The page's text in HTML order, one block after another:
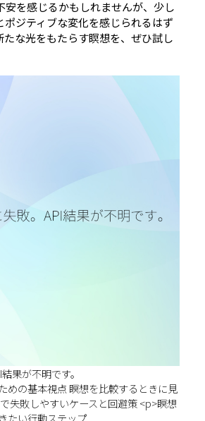
安を感じるかもしれませんが、少し
ポジティブな変化を感じられるはず
たな光をもたらす瞑想を、ぜひ試し
果が不明です。
めの基本視点 瞑想を比較するときに見
失敗しやすいケースと回避策 <p>瞑想
たい行動ステップ